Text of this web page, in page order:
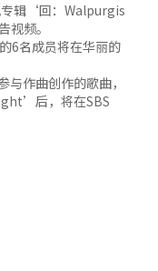
辑‘回：Walpurgis
频。
6名成员将在华丽的
作曲创作的歌曲，
后，将在SBS